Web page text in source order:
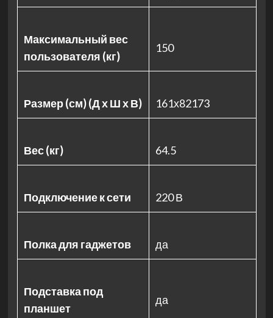
Максимальный вес
пользователя (кг)
150
Размер (см) (Д х Ш х В) 161х82173
Вес (кг) 64.5
Подключение к сети 220 В
Полка для гаджетов да
Подставка под
планшет
да